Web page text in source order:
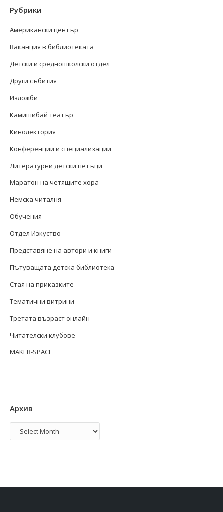
Рубрики
Американски център
Ваканция в библиотеката
Детски и средношколски отдел
Други събития
Изложби
Камишибай театър
Кинолектория
Конференции и специализации
Литературни детски петъци
Маратон на четящите хора
Немска читалня
Обучения
Отдел Изкуство
Представяне на автори и книги
Пътуващата детска библиотека
Стая на приказките
Тематични витрини
Третата възраст онлайн
Читателски клубове
MAKER-SPACE
Архив
Архив